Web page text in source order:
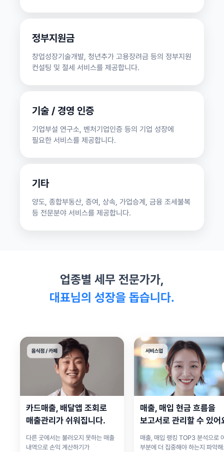
정부지원금
창업성장기술개발, 청년추가 고용장려금 등의 정부지원
컨설팅 및 절세 서비스를 제공합니다.
기술 / 경영 인증
기업부설 연구소, 벤처기업인증 등의 기업 성장에
필요한 서비스를 제공합니다.
기타
양도, 종합부동산, 증여, 상속, 가업승계, 금융 조세불복
등 전문분야 서비스를 제공합니다.
업종별 세무 전문가가,
대표님의 성장을 돕습니다.
카드매출, 배달앱 조회로
매출관리가 쉬워집니다.
다른 곳에서는 불러오지 못하는 매출
내역으로 손익 계산하기가
매출, 매입 현금 흐름을
보고서로 관리할 수 있어
매출, 매입 랭킹 TOP3 분석으로
부분에 더 집중해야 하는지 파악